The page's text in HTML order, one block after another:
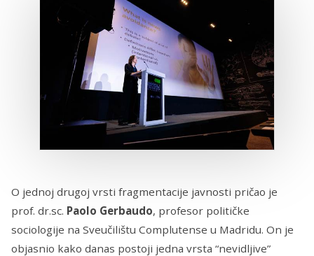
O jednoj drugoj vrsti fragmentacije javnosti pričao je
prof. dr.sc. Paolo Gerbaudo, profesor političke
sociologije na Sveučilištu Complutense u Madridu. On je
objasnio kako danas postoji jedna vrsta “nevidljive”